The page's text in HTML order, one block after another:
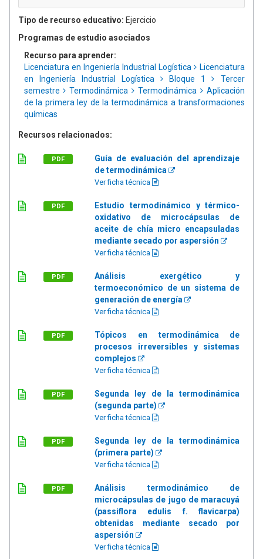
Tipo de recurso educativo: Ejercicio
Programas de estudio asociados
Recurso para aprender:
Licenciatura en Ingeniería Industrial Logística
Licenciatura
en Ingeniería Industrial Logística
Bloque 1
Tercer
semestre
Termodinámica Termodinámica
Aplicación
de la primera ley de la termodinámica a transformaciones
químicas
Recursos relacionados:
PDF
Guía de evaluación del aprendizaje
de termodinámica
Ver ficha técnica
PDF
Estudio termodinámico y térmico-
oxidativo de microcápsulas de
aceite de chía micro encapsuladas
mediante secado por aspersión
Ver ficha técnica
PDF
Análisis exergético y
termoeconómico de un sistema de
generación de energía
Ver ficha técnica
PDF
Tópicos en termodinámica de
procesos irreversibles y sistemas
complejos
Ver ficha técnica
PDF
Segunda ley de la termodinámica
(segunda parte)
Ver ficha técnica
PDF
Segunda ley de la termodinámica
(primera parte)
Ver ficha técnica
PDF
Análisis termodinámico de
microcápsulas de jugo de maracuyá
(passiflora edulis f. flavicarpa)
obtenidas mediante secado por
aspersión
Ver ficha técnica